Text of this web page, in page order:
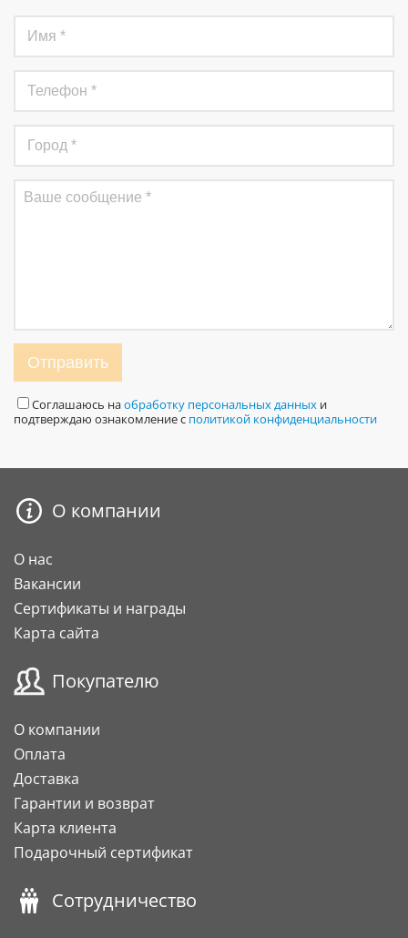
Отправить
Соглашаюсь наобработку персональных данных и
подтверждаю ознакомление с политикой конфиденциальности
О компании
О нас
Вакансии
Сертификаты и награды
Карта сайта
Покупателю
О компании
Оплата
Доставка
Гарантии и возврат
Карта клиента
Подарочный сертификат
Сотрудничество